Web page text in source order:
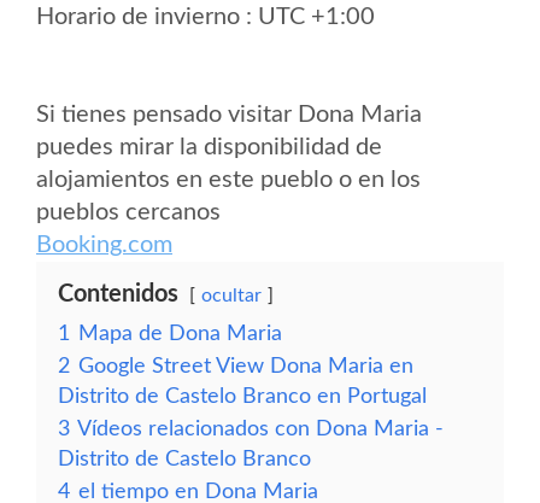
Horario de invierno : UTC +1:00
Si tienes pensado visitar Dona Maria
puedes mirar la disponibilidad de
alojamientos en este pueblo o en los
pueblos cercanos
Booking.com
Contenidos ocultar
1
Mapa de Dona Maria
2 Google Street View Dona Maria en
Distrito de Castelo Branco en Portugal
3 Vídeos relacionados con Dona Maria -
Distrito de Castelo Branco
4 el tiempo en Dona Maria